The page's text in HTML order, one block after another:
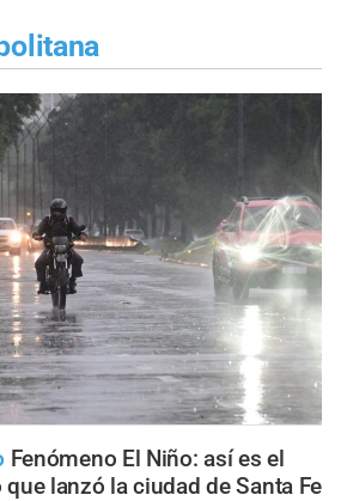
Fenómeno El Niño: así es el
lanzó la ciudad de Santa Fe